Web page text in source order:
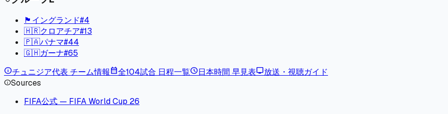
🏴󠁧󠁢󠁥󠁮󠁧󠁿 イングランド#4
🇭🇷クロアチア#13
🇵🇦パナマ#44
🇬🇭ガーナ#65
infoチュニジア代表 チーム情報calendar_month全104試合 日程一覧schedule日本時間 早見表tv放送・視聴ガイド
infoSources
FIFA公式 — FIFA World Cup 26